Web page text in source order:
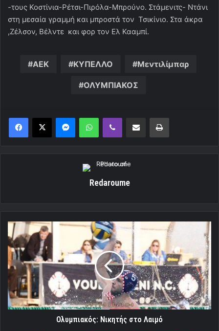
-τους Κοστίνια-Ρέτσι-Πιρόλα-Μπρούνο. Στάμενιτς- Ντάνι
στη μεσαία γραμμή και μπροστά τον Τσικίνιο. Στα άκρα
,Ζέλσον, Βέλντε και φορ τον Ελ Κααμπί.
ΑΕΚ ΚΥΠΕΛΛΟ Μεντιλίμπαρ
ΟΛΥΜΠΙΑΚΟΣ
MessengerWhatsAppViber Κοινοποίηση μέσω ηλεκτρονικού ταχυδρομείουΕκτύπωση
Redaroume
Ολυμπιακός:
Νικητής
στο
Λαιμό
Ολυμπιακός: Νικητής στο Λαιμό